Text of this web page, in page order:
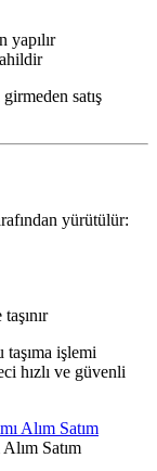
yapılır
satış
yürütülür:
işlemi
hızlı ve güvenli
Satım